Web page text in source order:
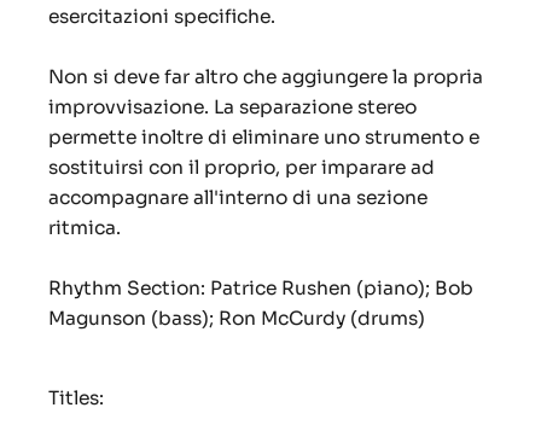
esercitazioni specifiche.
Non si deve far altro che aggiungere la propria
improvvisazione. La separazione stereo
permette inoltre di eliminare uno strumento e
sostituirsi con il proprio, per imparare ad
accompagnare all'interno di una sezione
ritmica.
Rhythm Section: Patrice Rushen (piano); Bob
Magunson (bass); Ron McCurdy (drums)
Titles: